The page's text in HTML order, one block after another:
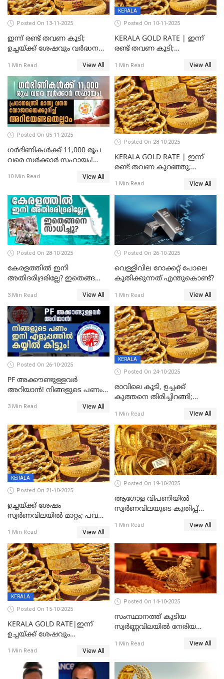
Posted On 13-11-2025
ഇന്ന് രണ്ട് തവണ കൂടി;
ഉച്ചയ്ക്ക് ശേഷവും വർദ്ധനവ്;
സ്വർണവിലയിൽ കുതിപ്പ്
1 Min Read View All
KERALA
Posted On 10-11-2025
KERALA GOLD RATE | ഇന്ന്
രണ്ട് തവണ കൂടി;
1 Min Read View All
Posted On 05-11-2025
ഗർഭിണികൾക്ക് 11,000 രൂപ
വരെ സർക്കാർ സഹായം!
യോജനയെക്കുറിച്ച്
10 Min Read View All
Posted On 28-10-2025
KERALA GOLD RATE | ഇന്ന്
രണ്ട് തവണ കുറഞ്ഞു;
1800 രൂപ
1 Min Read View All
Posted On 28-10-2025
കേരളത്തിൽ ഇനി
അതിദരിദ്രരില്ലേ? ഇതെങ്ങനെ
STATE FREE FROM EXTREME
POVERTY
3 Min Read View All
Posted On 26-10-2025
വെള്ളിവില റോക്കറ്റ് പോലെ
കുതിക്കുന്നത് എന്തുകൊണ്ട്?
1 Min Read View All
Posted On 26-10-2025
PF അക്കൗണ്ടുള്ളവർ
അറിയാൻ! നിങ്ങളുടെ പണം
കിട്ടും!
3 Min Read View All
KERALA
Posted On 24-10-2025
രാവിലെ കൂടി, ഉച്ചക്ക്
കുത്തനെ തിരിച്ചിറങ്ങി;
കുറഞ്ഞു
1 Min Read View All
KERALA
Posted On 21-10-2025
ഉച്ചയ്ക്ക് ശേഷം
സ്വർണവിലയിൽ മാറ്റം; പവന്
1 Min Read View All
Posted On 19-10-2025
ആഗോള വിപണിയിൽ
സ്വർണവിലയുടെ കുതിപ്പ്
1 Min Read View All
KERALA
Posted On 15-10-2025
KERALA GOLD RATE|ഇന്ന്
ഉച്ചയ്ക്ക് ശേഷവും
പവന് കൂടിയത് 400 രൂപ
1 Min Read View All
Posted On 14-10-2025
സംസ്ഥാനത്ത് കൂടിയ
സ്വർണ്ണവിലയിൽ നേരിയ
1 Min Read View All